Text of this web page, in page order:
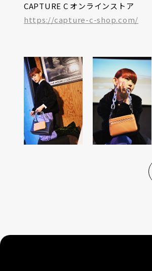
CAPTURE C オンラインストア
https://capture-c-shop.com/